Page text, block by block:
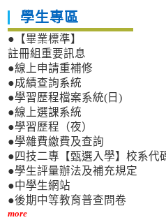
學生專區
●【畢業標準】
註冊組重要訊息
●線上申請重補修
●成績查詢系統
●學習歷程檔案系統(日)
●線上選課系統
●學習歷程（夜）
●學雜費繳費及查詢
●四技二專【甄選入學】校系代
●學生評量辦法及補充規定
●中學生網站
●後期中等教育普查問卷
more